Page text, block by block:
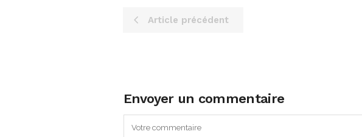
Article précédent
Envoyer un commentaire